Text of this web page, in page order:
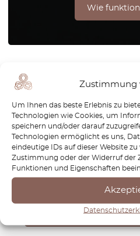
Zustimmung
Um Ihnen das beste Erlebnis zu
Technologien wie Cookies, um
speichern und/oder darauf
Technologien ermöglicht es uns,
eindeutige IDs auf dieser Website
Zustimmung oder der Widerruf
Funktionen und Eigenschaften
Wie
Wie erfahren Sie, wenn
herausbringen? Bleiben